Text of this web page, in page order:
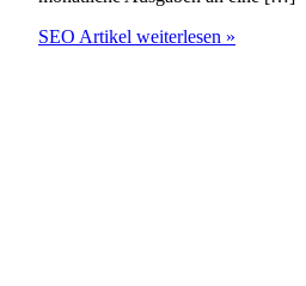
Suchmaschinen
SEO Artikel weiterlesen »